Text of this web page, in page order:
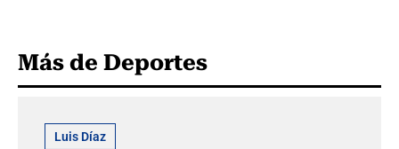
Más de Deportes
Luis Díaz